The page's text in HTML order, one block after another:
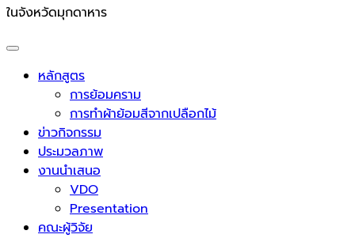
ในจังหวัดมุกดาหาร
หลักสูตร
การย้อมคราม
การทำผ้าย้อมสีจากเปลือกไม้
ข่าวกิจกรรม
ประมวลภาพ
งานนำเสนอ
VDO
Presentation
คณะผู้วิจัย